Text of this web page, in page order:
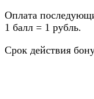
Оплата
1 балл = 1 рубль.
Срок действия